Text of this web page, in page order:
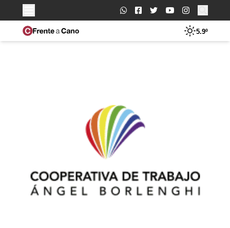
Buscar:
5.9º